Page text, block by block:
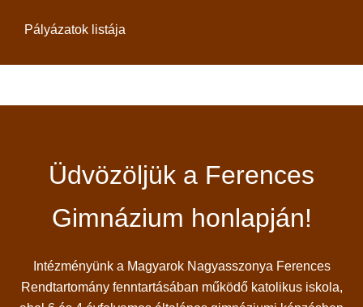
Pályázatok listája
Üdvözöljük a Ferences
Gimnázium honlapján!
Intézményünk a Magyarok Nagyasszonya Ferences
Rendtartomány fenntartásában működő katolikus iskola,